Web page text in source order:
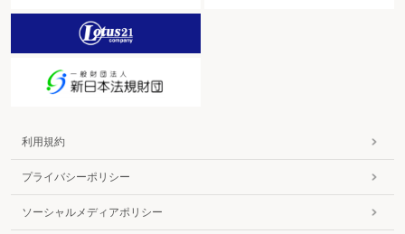
利用規約
プライバシーポリシー
ソーシャルメディアポリシー